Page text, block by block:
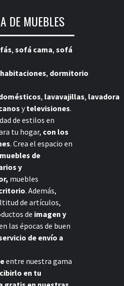
DE MUEBLES
, sofá cama, sofá
habitaciones, dormitorio
, lavavajillas, lavadora
ytelevisiones.
de estilos en
tu hogar, con los
. Crea el espacio en
muebles de
y
muebles
. Además,
de artículos,
de imagen y
las épocas de buen
de envío a
entre nuestra gama
en tu